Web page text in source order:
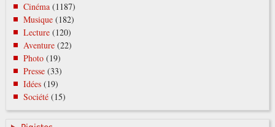
Cinéma (1187)
Musique (182)
Lecture (120)
Aventure (22)
Photo (19)
Presse (33)
Idées (19)
Société (15)